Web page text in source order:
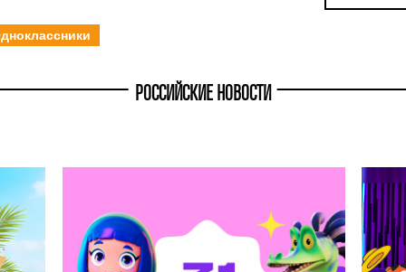
РОССИЙСКИЕ НОВОСТИ